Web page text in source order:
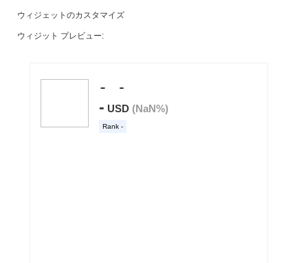
ウィジェットのカスタマイズ
ウィジット プレビュー: